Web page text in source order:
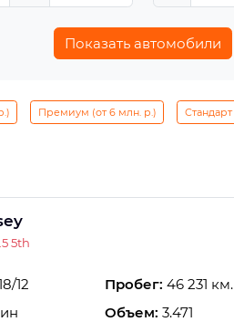
Показать автомобили
Премиум (от 6 млн. р.)
5th
12 Пробег: 46 231 км.
Объем: 3.471